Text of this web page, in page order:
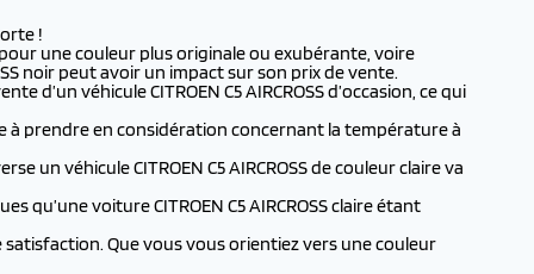
!
une couleur plus originale ou exubérante, voire
noir peut avoir un impact sur son prix de vente.
véhicule CITROEN C5 AIRCROSS d’occasion, ce qui
à prendre en considération concernant la température à
un véhicule CITROEN C5 AIRCROSS de couleur claire va
qu’une voiture CITROEN C5 AIRCROSS claire étant
satisfaction. Que vous vous orientiez vers une couleur